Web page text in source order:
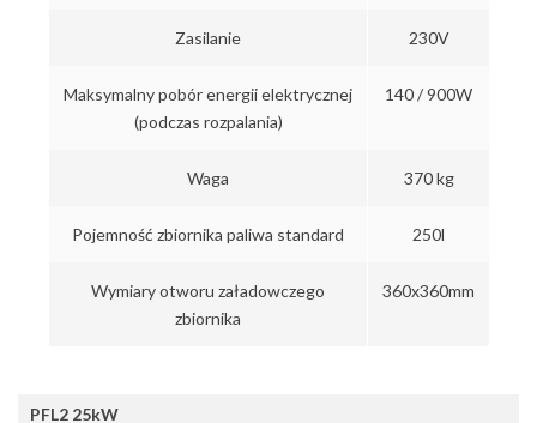
Zasilanie 230V
Maksymalny pobór energii elektrycznej
(podczas rozpalania)
140 / 900W
Waga 370 kg
Pojemność zbiornika paliwa standard 250l
Wymiary otworu załadowczego
zbiornika
360x360mm
PFL2 25kW